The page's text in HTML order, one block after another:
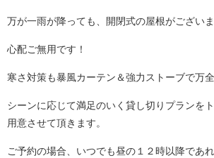
万が一雨が降っても、開閉式の屋根がございま
心配ご無用です！
寒さ対策も暴風カーテン＆強力ストーブで万全
シーンに応じて満足のいく貸し切りプランを
用意させて頂きます。
ご予約の場合、いつでも昼の１２時以降であ